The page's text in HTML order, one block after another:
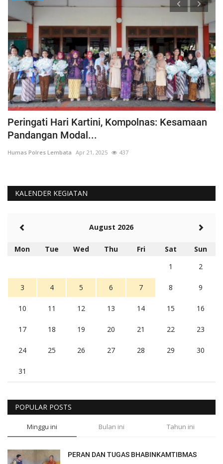
Peringati Hari Kartini, Kompolnas: Kesamaan
Pandangan Modal...
Humas Polres Lembata Apr 21, 2025 437
KALENDER KEGIATAN
August 2026
Mon Tue Wed Thu Fri Sat
Sun
1
2
3 4 5 6 7 8 9
10 11 12 13 14 15 16
17 18 19 20 21 22 23
24 25 26 27 28 29 30
31
POPULAR POSTS
Minggu ini Bulan ini Tahun ini
PERAN DAN TUGAS BHABINKAMTIBMAS